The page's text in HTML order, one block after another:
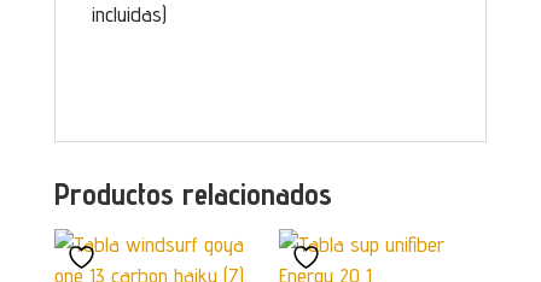
incluidas)
Productos relacionados